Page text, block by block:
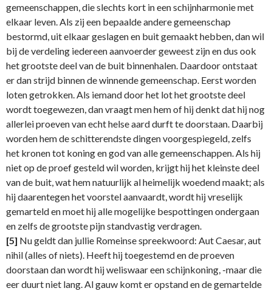
gemeenschappen, die slechts kort in een schijnharmonie met
elkaar leven. Als zij een bepaalde andere gemeenschap
bestormd, uit elkaar geslagen en buit gemaakt hebben, dan wil
bij de verdeling iedereen aanvoerder geweest zijn en dus ook
het grootste deel van de buit binnenhalen. Daardoor ontstaat
er dan strijd binnen de winnende gemeenschap. Eerst worden
loten getrokken. Als iemand door het lot het grootste deel
wordt toegewezen, dan vraagt men hem of hij denkt dat hij nog
allerlei proeven van echt helse aard durft te doorstaan. Daarbij
worden hem de schitterendste dingen voorgespiegeld, zelfs
het kronen tot koning en god van alle gemeenschappen. Als hij
niet op de proef gesteld wil worden, krijgt hij het kleinste deel
van de buit, wat hem natuurlijk al heimelijk woedend maakt; als
hij daarentegen het voorstel aanvaardt, wordt hij vreselijk
gemarteld en moet hij alle mogelijke bespottingen ondergaan
en zelfs de grootste pijn standvastig verdragen.
[5] Nu geldt dan jullie Romeinse spreekwoord: Aut Caesar, aut
nihil (alles of niets). Heeft hij toegestemd en de proeven
doorstaan dan wordt hij weliswaar een schijnkoning, -maar die
eer duurt niet lang. Al gauw komt er opstand en de gemartelde